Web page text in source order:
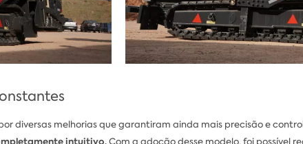
diversas melhorias que garantiram ainda mais precisão e